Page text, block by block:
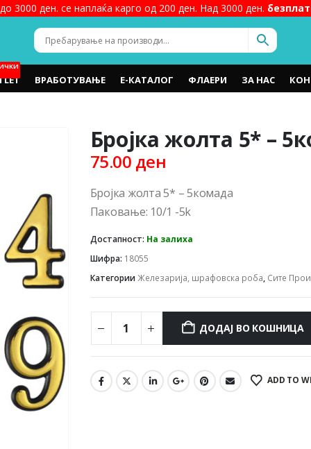
3000 ден. се наплаќа карго од 200 ден. Над 3000 ден.
ВРАБОТУВАЊЕ Е-КАТАЛОГ ФЛАЕРИ ЗА НАС
Бројка жолта 5* –
75.00 ден
Бројка жолта 5* – 5комада
Паковање: 10/1 -5k
Достапност: На залиха
Шифра: 18055
КатегорииЖелезарија, шрафовска роба, Сите
ДОДАЈ ВО КОШНИЦА
ADD TO